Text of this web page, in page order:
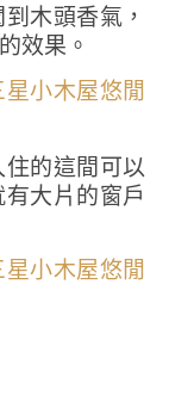
木頭香氣，
效果。
的這間可以
大片的窗戶